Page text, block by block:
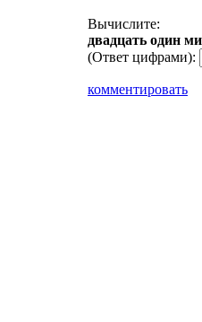
Вычислите:
двaдцaть oдин
(Ответ цифрами):
комментировать